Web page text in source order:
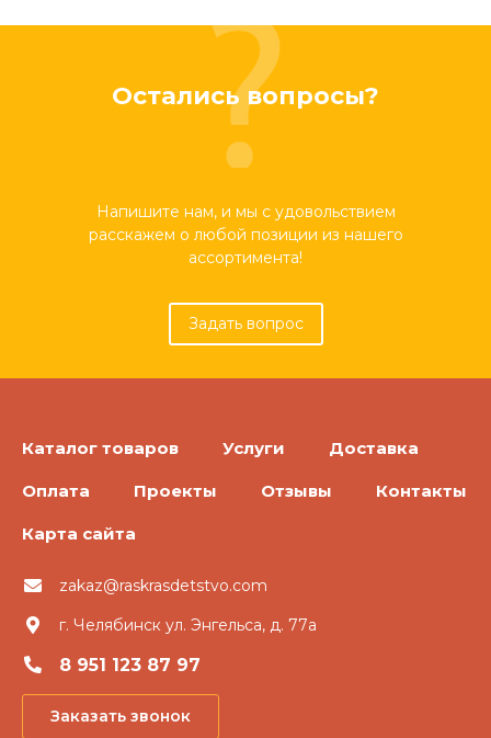
Остались вопросы?
Напишите нам, и мы с удовольствием
расскажем о любой позиции из нашего
ассортимента!
Задать вопрос
Каталог товаров Услуги Доставка
Оплата Проекты Отзывы Контакты
Карта сайта
zakaz@raskrasdetstvo.com
г. Челябинск ул. Энгельса, д. 77а
8 951 123 87 97
Заказать звонок